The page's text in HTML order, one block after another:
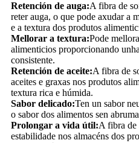
Retención de auga:A fibra de
reter auga, o que pode axudar a
e a textura dos produtos
Mellorar a textura:Pode
alimenticios proporcionando
consistente.
Retención de aceite:A fibra de
aceites e graxas nos produtos
textura rica e húmida.
Sabor delicado:Ten un sabor
o sabor dos alimentos sen
Prolongar a vida útil:A fibra de
estabilidade nos almacéns dos